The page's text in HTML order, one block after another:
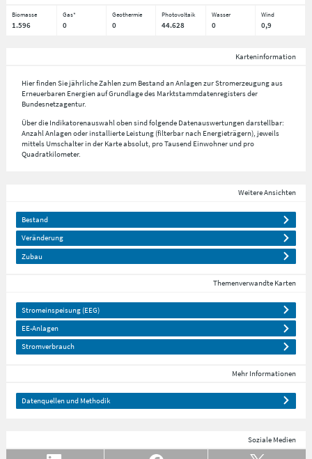
Biomasse Gas* Geothermie Photovoltaik Wasser Wind
1.596 0 0 44.628 0 0,9
Karteninformation
Hier finden Sie jährliche Zahlen zum Bestand an Anlagen zur Stromerzeugung aus
Erneuerbaren Energien auf Grundlage des Marktstammdatenregisters der
Bundesnetzagentur.
Über die Indikatorenauswahl oben sind folgende Datenauswertungen darstellbar:
Anzahl Anlagen oder installierte Leistung (filterbar nach Energieträgern), jeweils
mittels Umschalter in der Karte absolut, pro Tausend Einwohner und pro
Quadratkilometer.
Weitere Ansichten
Bestand
Veränderung
Zubau
Themenverwandte Karten
Stromeinspeisung (EEG)
EE-Anlagen
Stromverbrauch
Mehr Informationen
Datenquellen und Methodik
Soziale Medien